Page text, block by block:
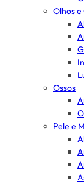
Olhos e
Ossos
Pele e